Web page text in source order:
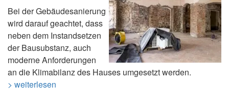
Bei der Gebäudesanierung
wird darauf geachtet, dass
neben dem Instandsetzen
der Bausubstanz, auch
moderne Anforderungen
an die Klimabilanz des Hauses umgesetzt werden.
> weiterlesen